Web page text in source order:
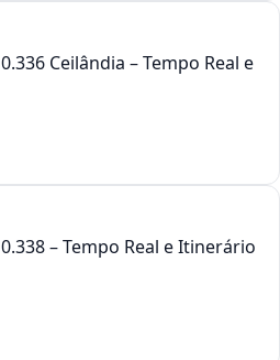
Ceilândia – Tempo Real e
Itinerário